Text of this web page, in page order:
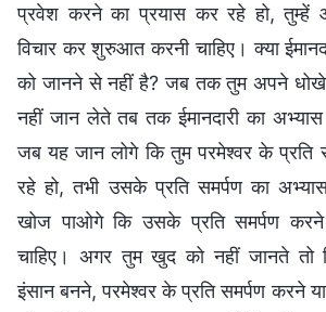
प्रवेश करने का प्रयास कर रहे हो, तुम्हें
विचार कर शुरुआत करनी चाहिए। क्या
को जानने से नहीं है? जब तक तुम अपने
नहीं जान लेते तब तक ईमानदारी का
जब यह जान लोगे कि तुम परमेश्वर के प्रति
रहे हो, तभी उसके प्रति समर्पण का
खोज पाओगे कि उसके प्रति समर्पण
चाहिए। अगर तुम खुद को नहीं जानते तो
इंसान बनने, परमेश्वर के प्रति समर्पण करने या